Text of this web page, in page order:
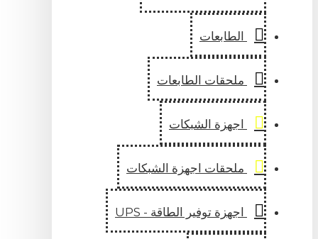
الطابعات
ملحقات الطابعات
اجهزة الشبكات
ملحقات اجهزة الشبكات
اجهزة توفير الطاقة - UPS